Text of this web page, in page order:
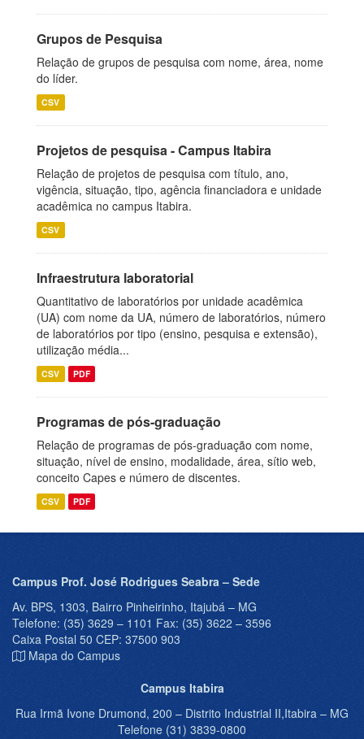
Grupos de Pesquisa
Relação de grupos de pesquisa com nome, área, nome
do líder.
CSV
Projetos de pesquisa - Campus Itabira
Relação de projetos de pesquisa com título, ano,
vigência, situação, tipo, agência financiadora e unidade
acadêmica no campus Itabira.
CSV
Infraestrutura laboratorial
Quantitativo de laboratórios por unidade acadêmica
(UA) com nome da UA, número de laboratórios, número
de laboratórios por tipo (ensino, pesquisa e extensão),
utilização média...
CSV PDF
Programas de pós-graduação
Relação de programas de pós-graduação com nome,
situação, nível de ensino, modalidade, área, sítio web,
conceito Capes e número de discentes.
CSV PDF
Campus Prof. José Rodrigues Seabra – Sede
Av. BPS, 1303, Bairro Pinheirinho, Itajubá – MG
Telefone: (35) 3629 – 1101 Fax: (35) 3622 – 3596
Caixa Postal 50 CEP: 37500 903
Mapa do Campus
Campus Itabira
Rua Irmã Ivone Drumond, 200 – Distrito Industrial II,Itabira – MG
Telefone (31) 3839-0800